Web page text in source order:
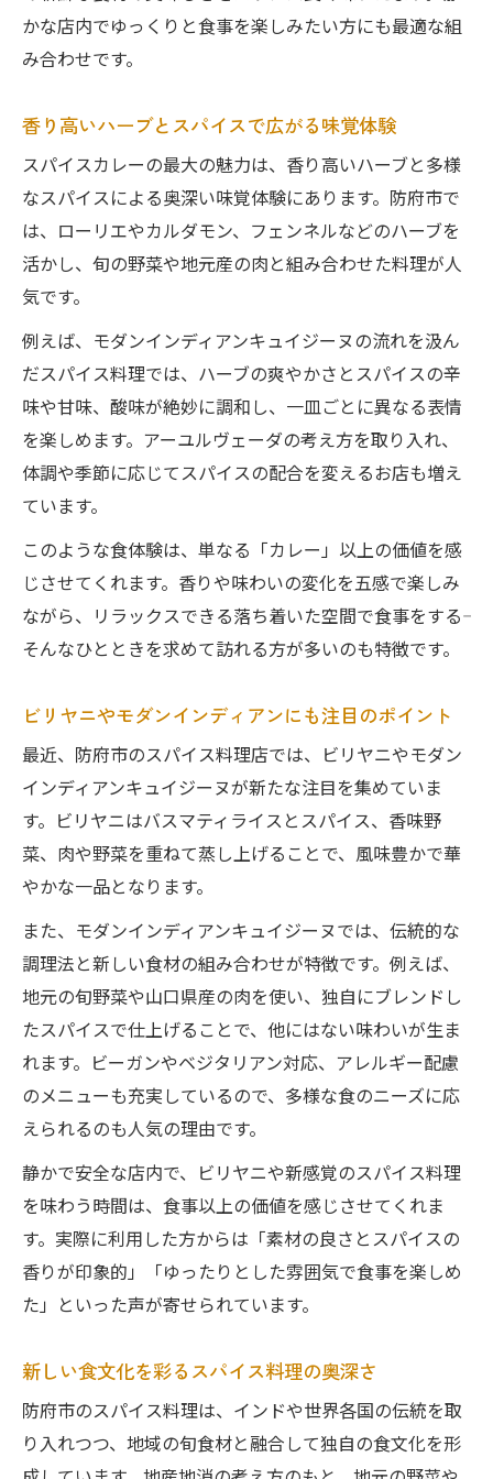
かな店内でゆっくりと食事を楽しみたい方にも最適な組
み合わせです。
香り高いハーブとスパイスで広がる味覚体験
スパイスカレーの最大の魅力は、香り高いハーブと多様
なスパイスによる奥深い味覚体験にあります。防府市で
は、ローリエやカルダモン、フェンネルなどのハーブを
活かし、旬の野菜や地元産の肉と組み合わせた料理が人
気です。
例えば、モダンインディアンキュイジーヌの流れを汲ん
だスパイス料理では、ハーブの爽やかさとスパイスの辛
味や甘味、酸味が絶妙に調和し、一皿ごとに異なる表情
を楽しめます。アーユルヴェーダの考え方を取り入れ、
体調や季節に応じてスパイスの配合を変えるお店も増え
ています。
このような食体験は、単なる「カレー」以上の価値を感
じさせてくれます。香りや味わいの変化を五感で楽しみ
ながら、リラックスできる落ち着いた空間で食事をする――
そんなひとときを求めて訪れる方が多いのも特徴です。
ビリヤニやモダンインディアンにも注目のポイント
最近、防府市のスパイス料理店では、ビリヤニやモダン
インディアンキュイジーヌが新たな注目を集めていま
す。ビリヤニはバスマティライスとスパイス、香味野
菜、肉や野菜を重ねて蒸し上げることで、風味豊かで華
やかな一品となります。
また、モダンインディアンキュイジーヌでは、伝統的な
調理法と新しい食材の組み合わせが特徴です。例えば、
地元の旬野菜や山口県産の肉を使い、独自にブレンドし
たスパイスで仕上げることで、他にはない味わいが生ま
れます。ビーガンやベジタリアン対応、アレルギー配慮
のメニューも充実しているので、多様な食のニーズに応
えられるのも人気の理由です。
静かで安全な店内で、ビリヤニや新感覚のスパイス料理
を味わう時間は、食事以上の価値を感じさせてくれま
す。実際に利用した方からは「素材の良さとスパイスの
香りが印象的」「ゆったりとした雰囲気で食事を楽しめ
た」といった声が寄せられています。
新しい食文化を彩るスパイス料理の奥深さ
防府市のスパイス料理は、インドや世界各国の伝統を取
り入れつつ、地域の旬食材と融合して独自の食文化を形